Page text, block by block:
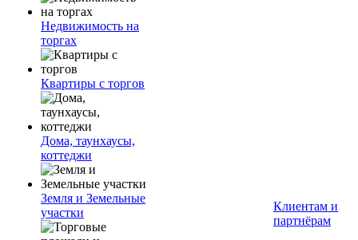
Недвижимость на
торгах
Квартиры с торгов
Дома, таунхаусы,
коттеджи
Земля и Земельные
участки
Клиентам и
партнёрам